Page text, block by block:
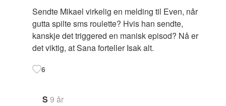
Sendte Mikael virkelig en melding til Even, når
gutta spilte sms roulette? Hvis han sendte,
kanskje det triggered en manisk episod? Nå er
det viktig, at Sana forteller Isak alt.
6
S 9 år